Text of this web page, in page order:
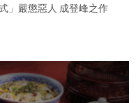
」嚴懲惡人 成登峰之作